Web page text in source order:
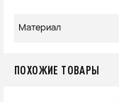
Материал
ПОХОЖИЕ ТОВАРЫ